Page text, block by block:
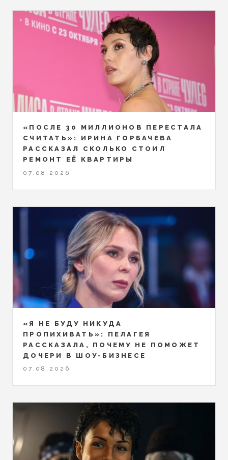
«ПОСЛЕ 30 МИЛЛИОНОВ ПЕРЕСТАЛА
СЧИТАТЬ»: ИРИНА ГОРБАЧЕВА
РАССКАЗАЛ СКОЛЬКО СТОИЛ
РЕМОНТ ЕЁ КВАРТИРЫ
07.08.2026
«Я НЕ БУДУ НИКУДА
ПРОПИХИВАТЬ»: ПЕЛАГЕЯ
РАССКАЗАЛА, ПОЧЕМУ НЕ ПОМОЖЕТ
ДОЧЕРИ В ШОУ-БИЗНЕСЕ
07.08.2026